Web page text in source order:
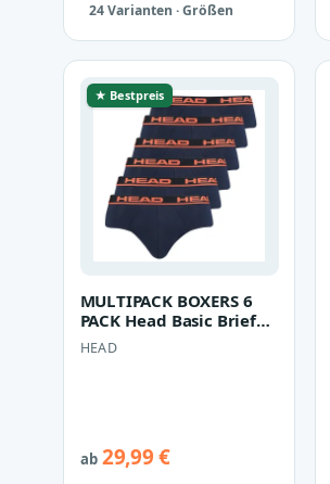
24 Varianten · Größen
★ Bestpreis
MULTIPACK BOXERS 6
PACK Head Basic Brief
Pant Slip Unterwäsche
Unterho…
HEAD
ab29,99 €